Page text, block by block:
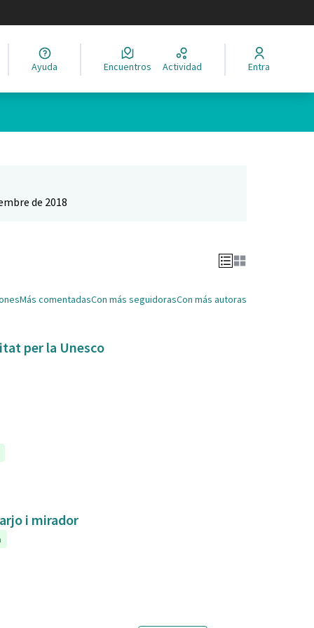
el idioma
Ayuda Encuentros Actividad Entra
de 2018
Más comentadasCon más seguidorasCon más autoras
per la Unesco
i mirador